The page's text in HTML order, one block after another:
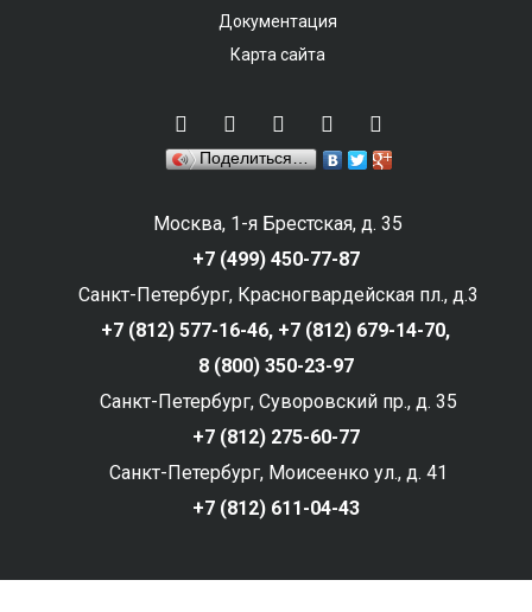
Документация
Карта сайта
Поделиться…
Москва, 1-я Брестская, д. 35
+7 (499) 450-77-87
Санкт-Петербург, Красногвардейская пл., д.3
+7 (812) 577-16-46, +7 (812) 679-14-70,
8 (800) 350-23-97
Санкт-Петербург, Суворовский пр., д. 35
+7 (812) 275-60-77
Санкт-Петербург, Моисеенко ул., д. 41
+7 (812) 611-04-43